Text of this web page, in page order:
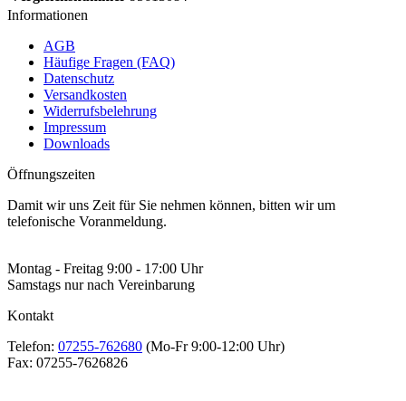
Informationen
AGB
Häufige Fragen (FAQ)
Datenschutz
Versandkosten
Widerrufsbelehrung
Impressum
Downloads
Öffnungszeiten
Damit wir uns Zeit für Sie nehmen können, bitten wir um
telefonische Voranmeldung.
Montag - Freitag 9:00 - 17:00 Uhr
Samstags nur nach Vereinbarung
Kontakt
Telefon: 07255-762680 (Mo-Fr 9:00-12:00 Uhr)
Fax: 07255-7626826